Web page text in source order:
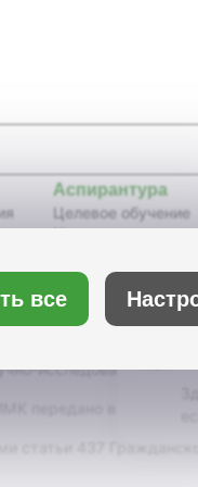
Аспирантура
Целевое обучение
Новости
Портфолио
Расписание
Учебно-
обеспечение
исследовательский
все